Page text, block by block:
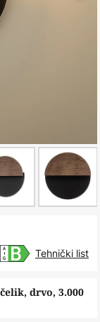
drvo, 3.000
Tehnički list